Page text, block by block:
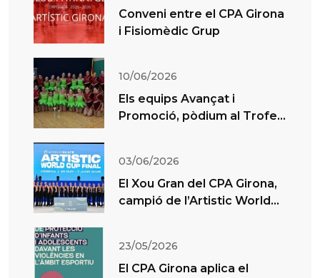
Conveni entre el CPA Girona
i Fisiomèdic Grup
10/06/2026
Els equips Avançat i
Promoció, pòdium al Trofeu
03/06/2026
El Xou Gran del CPA Girona,
campió de l’Artistic World
23/05/2026
El CPA Girona aplica el